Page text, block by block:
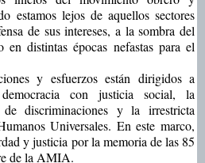
estamos lejos de aquellos sectores
de sus intereses, a la sombra del
distintas épocas nefastas para el
y esfuerzos están dirigidos a
con justicia social, la
discriminaciones y la irrestricta
Universales. En este marco,
y justicia por la memoria de las 85
de la AMIA.